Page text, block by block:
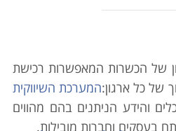
של הכשרות המאפשרות רכישת
של כל ארגון:המערכת השיווקית
והידע הניתנים בהם מהווים
בעסקים וחברות מובילות.